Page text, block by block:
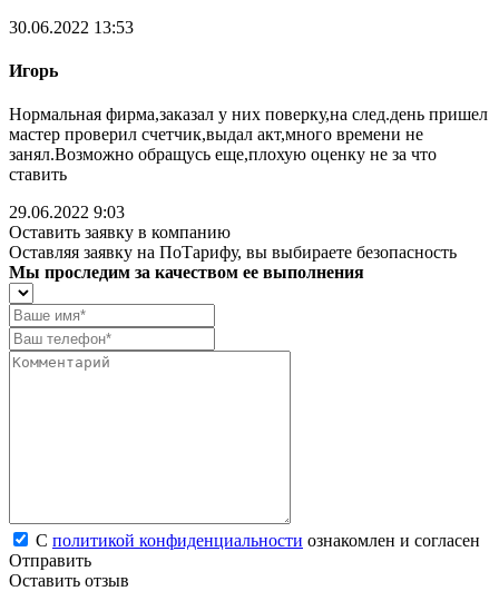
30.06.2022 13:53
Игорь
Нормальная фирма,заказал у них поверку,на след.день пришел
мастер проверил счетчик,выдал акт,много времени не
занял.Возможно обращусь еще,плохую оценку не за что
ставить
29.06.2022 9:03
Оставить заявку в компанию
Оставляя заявку на ПоТарифу, вы выбираете безопасность
Мы проследим за качеством ее выполнения
С политикой конфиденциальности ознакомлен и согласен
Отправить
Оставить отзыв